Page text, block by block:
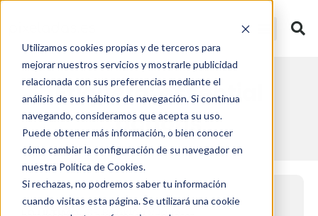
Utilizamos cookies propias y de terceros para
mejorar nuestros servicios y mostrarle publicidad
relacionada con sus preferencias mediante el
análisis de sus hábitos de navegación. Si continua
navegando, consideramos que acepta su uso.
Puede obtener más información, o bien conocer
cómo cambiar la configuración de su navegador en
nuestra Política de Cookies.
Si rechazas, no podremos saber tu información
cuando visitas esta página. Se utilizará una cookie
Etiqueta: essential
addons
Automatización inteligente
de email marketing en